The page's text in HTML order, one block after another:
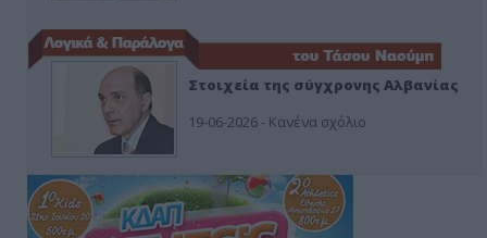
Στοιχεία της σύγχρονης Αλβανίας
19-06-2026 - Κανένα σχόλιο